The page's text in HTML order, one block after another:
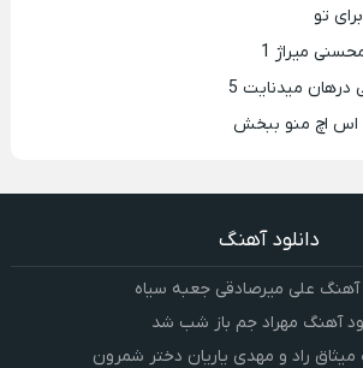
تو
میراژ 1
میدنایت 5
اس اچ منو ببخش
دانلود آهنگ
آهنگ علی میرصادقی جعبه سیاه
آهنگ مهراد جم باز شب شد
میثاق راد و مهدی یاریان دختر شمرون